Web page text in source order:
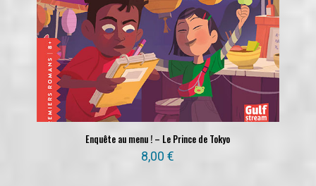
Enquête au menu ! – Le Prince de Tokyo
8,00€